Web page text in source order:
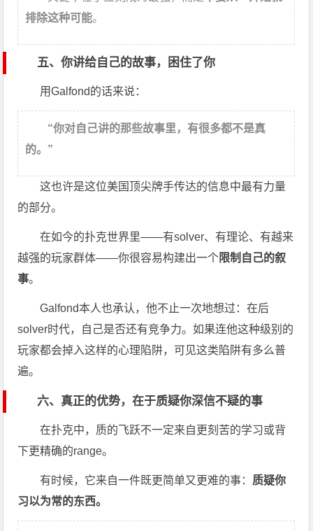
排除这种可能。
五、你讲给自己的故事，困住了你
用Galfond的话来说：
“你对自己讲的那些故事里，有很多都不是真
的。”
这也许是这位美国顶尖牌手传达的信息中最有力量
的部分。
在如今的扑克世界里——有solver、有理论、有越来
越强的玩家群体——你很容易构建出一个限制自己的叙
事。
Galfond本人也承认，他不止一次地想过：在后
solver时代，自己是否还有竞争力。如果连他这种级别的
玩家都会掉入这样的心理陷阱，可见这类陷阱有多么普
遍。
六、真正的优势，在于质疑你深信不疑的事
在扑克中，质的飞跃不一定来自更刻苦的学习或背
下更精确的range。
有时候，它来自一件既更简单又更难的事： 质疑你
习以为常的东西。